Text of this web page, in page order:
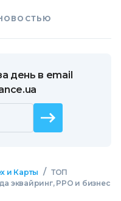
день в email
и Карты / ТОП
эквайринг, РРО и бизнес